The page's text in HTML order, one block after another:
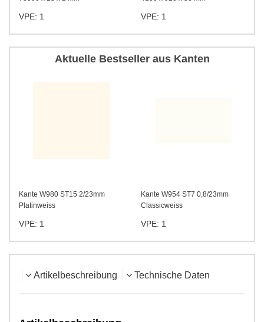
VPE: 1 VPE: 1
Aktuelle Bestseller aus Kanten
Kante W980 ST15 2/23mm
Platinweiss
VPE: 1
Kante W954 ST7 0,8/23mm
Classicweiss
VPE: 1
Artikelbeschreibung Technische Daten